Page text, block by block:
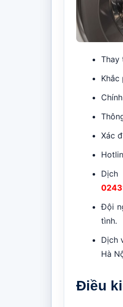
Thay
Xác
Đội
tình.
Dịch
Hà
Điều